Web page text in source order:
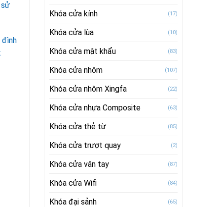
sử
đình
Khóa cửa kính (17)
Khóa cửa lùa (10)
Khóa cửa mật khẩu (83)
Khóa cửa nhôm (107)
Khóa cửa nhôm Xingfa (22)
Khóa cửa nhựa Composite (63)
Khóa cửa thẻ từ (85)
Khóa cửa trượt quay (2)
Khóa cửa vân tay (87)
Khóa cửa Wifi (84)
Khóa đại sảnh (65)